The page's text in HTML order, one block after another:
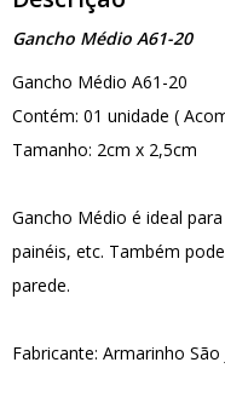
Gancho Médio A61-20
Gancho Médio A61-20
Contém: 01 unidade (
Tamanho: 2cm x 2,5cm
Gancho Médio é ideal
painéis, etc. Também
parede.
Fabricante: Armarinho São